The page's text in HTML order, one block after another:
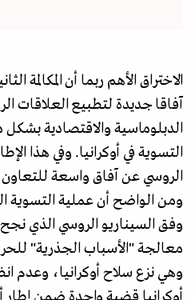
الاختراق الأهم ربما أن المكالمة
آفاقا جديدة لتطبيع العلاقات
الدبلوماسية والاقتصادية
التسوية في أوكرانيا. وفي هذا
الروسي عن آفاق واسعة للتعاون
ومن الواضح أن عملية التسوية
وفق السيناريو الروسي الذي
معالجة "الأسباب الجذرية"
وهي نزع سلاح أوكرانيا، وعدم